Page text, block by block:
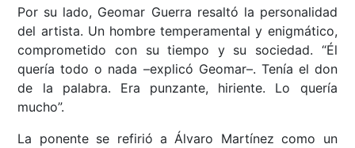
Por su lado, Geomar Guerra resaltó la personalidad
del artista. Un hombre temperamental y enigmático,
comprometido con su tiempo y su sociedad. “Él
quería todo o nada –explicó Geomar–. Tenía el don
de la palabra. Era punzante, hiriente. Lo quería
mucho”.
La ponente se refirió a Álvaro Martínez como un